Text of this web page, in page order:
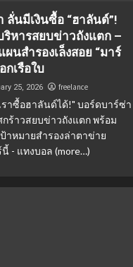
ลั่นมีเงินซื้อ “ฮาลันด์”!
ริหารสยบข่าวถังแตก –
นสำรองเล็งสอย “มาร์
กเรือใบ
25, 2026 freelance
ราซื้อฮาลันด์ได้!" บอร์ดบาร์ซ่า
กร้าวสยบข่าวถังแตก พร้อม
ป้าหมายสำรองล่าตาข่าย
- แทงบอล (more…)